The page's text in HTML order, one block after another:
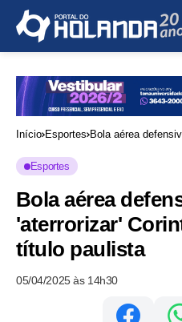
Início Esportes Bola aérea
Esportes
Bola aérea
'aterrorizar'
título paulista
05/04/2025 às 14h30